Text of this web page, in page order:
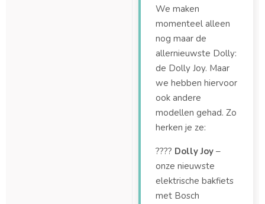
We maken
momenteel alleen
nog maar de
allernieuwste Dolly:
de Dolly Joy. Maar
we hebben hiervoor
ook andere
modellen gehad. Zo
herken je ze:
???? Dolly Joy –
onze nieuwste
elektrische bakfiets
met Bosch